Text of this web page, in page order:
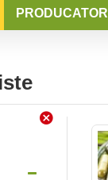
PRODUCATORI